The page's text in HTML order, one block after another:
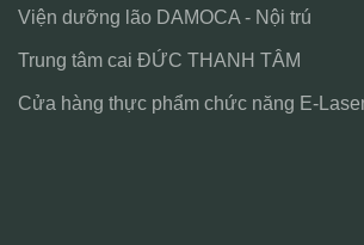
Viện dưỡng lão DAMOCA - Nội trú
Trung tâm cai ĐỨC THANH TÂM
Cửa hàng thực phẩm chức năng E-